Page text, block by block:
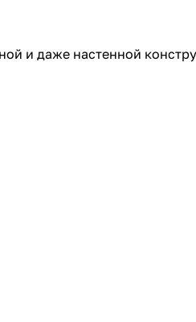
и даже настенной